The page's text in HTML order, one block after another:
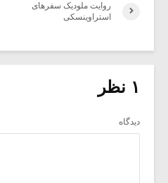
روایت ملودیک سفرهای
استراوینسکی
۱ نظر
دیدگاه